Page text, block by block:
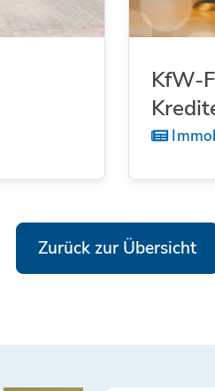
KfW-
Zurück zur Übersicht